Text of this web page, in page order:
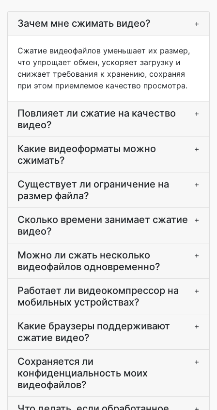
Зачем мне сжимать видео? +
Сжатие видеофайлов уменьшает их размер,
что упрощает обмен, ускоряет загрузку и
снижает требования к хранению, сохраняя
при этом приемлемое качество просмотра.
Повлияет ли сжатие на качество
видео?
+
Какие видеоформаты можно
сжимать?
+
Существует ли ограничение на
размер файла?
+
Сколько времени занимает сжатие
видео?
+
Можно ли сжать несколько
видеофайлов одновременно?
+
Работает ли видеокомпрессор на
мобильных устройствах?
+
Какие браузеры поддерживают
сжатие видео?
+
Сохраняется ли
конфиденциальность моих
видеофайлов?
+